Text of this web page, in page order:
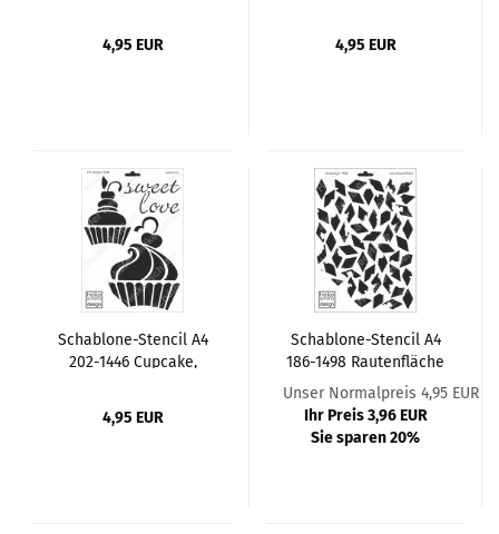
4,95 EUR
4,95 EUR
Schablone-Stencil A4
202-1446 Cupcake,
4,95 EUR
Schablone-Stencil A4
186-1498 Rautenfläche
Crazy
Unser Normalpreis 4,95 EUR
Ihr Preis 3,96 EUR
Sie sparen 20%